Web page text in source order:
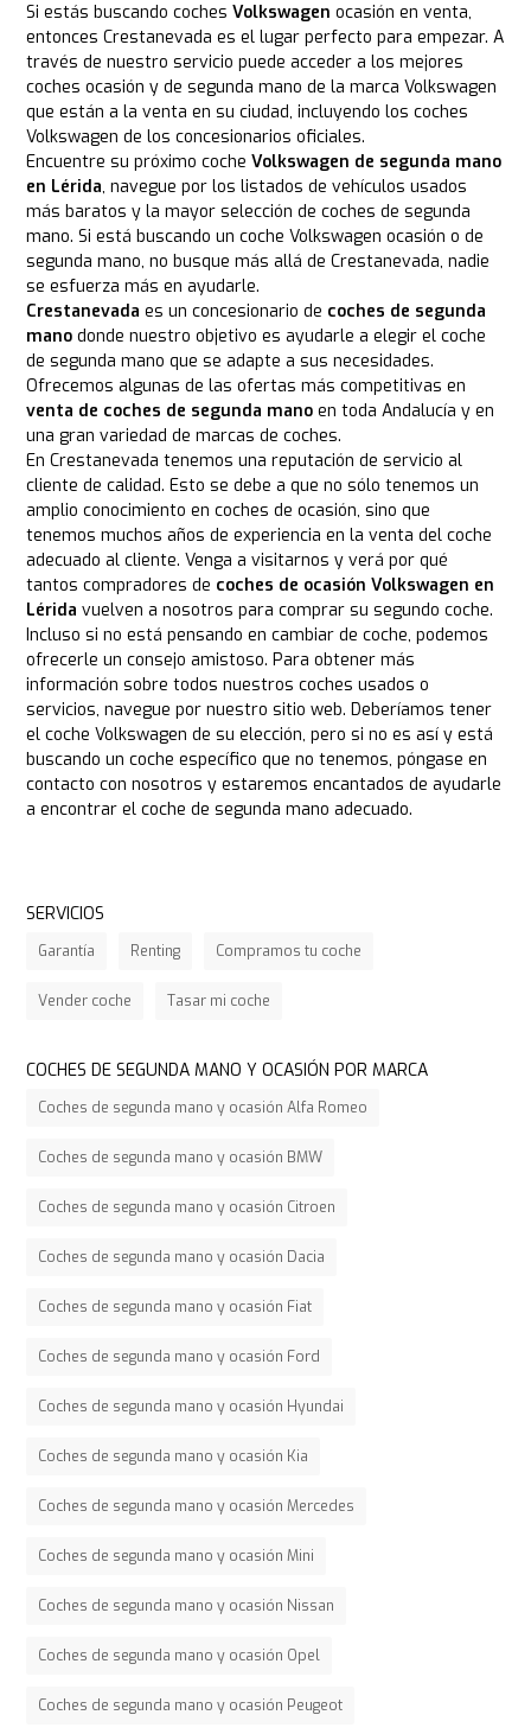
Si estás buscando cochesVolkswagen ocasión en venta,
entonces Crestanevada es el lugar perfecto para empezar. A
través de nuestro servicio puede acceder a los mejores
coches ocasión y de segunda mano de la marca Volkswagen
que están a la venta en su ciudad, incluyendo los coches
Volkswagen de los concesionarios oficiales.
Encuentre su próximo cocheVolkswagen de segunda mano
en Lérida, navegue por los listados de vehículos usados
más baratos y la mayor selección de coches de segunda
mano. Si está buscando un coche Volkswagen ocasión o de
segunda mano, no busque más allá de Crestanevada, nadie
se esfuerza más en ayudarle.
Crestanevada es un concesionario de coches de segunda
mano donde nuestro objetivo es ayudarle a elegir el coche
de segunda mano que se adapte a sus necesidades.
Ofrecemos algunas de las ofertas más competitivas en
venta de coches de segunda mano en toda Andalucía y en
una gran variedad de marcas de coches.
En Crestanevada tenemos una reputación de servicio al
cliente de calidad. Esto se debe a que no sólo tenemos un
amplio conocimiento en coches de ocasión, sino que
tenemos muchos años de experiencia en la venta del coche
adecuado al cliente. Venga a visitarnos y verá por qué
tantos compradores de coches de ocasión Volkswagen en
Lérida vuelven a nosotros para comprar su segundo coche.
Incluso si no está pensando en cambiar de coche, podemos
ofrecerle un consejo amistoso. Para obtener más
información sobre todos nuestros coches usados o
servicios, navegue por nuestro sitio web. Deberíamos tener
el coche Volkswagen de su elección, pero si no es así y está
buscando un coche específico que no tenemos, póngase en
contacto con nosotros y estaremos encantados de ayudarle
a encontrar el coche de segunda mano adecuado.
SERVICIOS
Garantía Renting Compramos tu coche
Vender coche Tasar mi coche
COCHES DE SEGUNDA MANO Y OCASIÓN POR MARCA
Coches de segunda mano y ocasión Alfa Romeo
Coches de segunda mano y ocasión BMW
Coches de segunda mano y ocasión Citroen
Coches de segunda mano y ocasión Dacia
Coches de segunda mano y ocasión Fiat
Coches de segunda mano y ocasión Ford
Coches de segunda mano y ocasión Hyundai
Coches de segunda mano y ocasión Kia
Coches de segunda mano y ocasión Mercedes
Coches de segunda mano y ocasión Mini
Coches de segunda mano y ocasión Nissan
Coches de segunda mano y ocasión Opel
Coches de segunda mano y ocasión Peugeot